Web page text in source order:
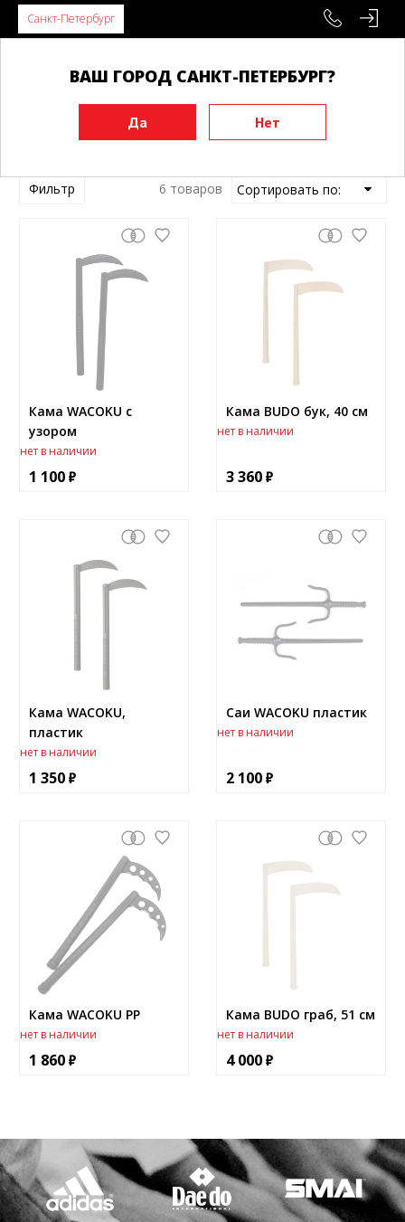
Санкт-Петербург
ВАШ ГОРОД САНКТ-ПЕТЕРБУРГ?
Главная Тренировочные макеты Кама, саи
Кама, саи
Фильтр 6 товаров
Кама WACOKU с
узором
нет в наличии
1 100
Кама BUDO бук, 40 см
нет в наличии
3 360
Кама WACOKU,
пластик
нет в наличии
1 350
Саи WACOKU пластик
нет в наличии
2 100
Кама WACOKU PP
нет в наличии
1 860
Кама BUDO граб, 51 см
нет в наличии
4 000